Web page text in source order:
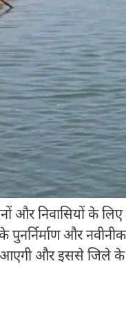
और निवासियों के
और
और इससे जिले के